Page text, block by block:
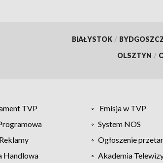
BIAŁYSTOK /
OLSZTYN /
TVP Emisja w TVP
System NOS
Ogłoszenie
Handlowa
Akademia